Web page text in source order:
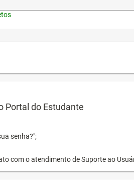
Portal do Estudante
senha?";
com o atendimento de Suporte ao